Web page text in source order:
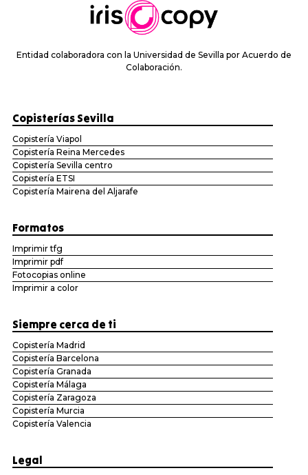
Entidad colaboradora con la Universidad de Sevilla por Acuerdo de
Colaboración.
Copisterías Sevilla
Copistería Viapol
Copistería Reina Mercedes
Copistería Sevilla centro
Copistería ETSI
Copistería Mairena del Aljarafe
Formatos
Imprimir tfg
Imprimir pdf
Fotocopias online
Imprimir a color
Siempre cerca de ti
Copistería Madrid
Copistería Barcelona
Copistería Granada
Copistería Málaga
Copistería Zaragoza
Copistería Murcia
Copistería Valencia
Legal